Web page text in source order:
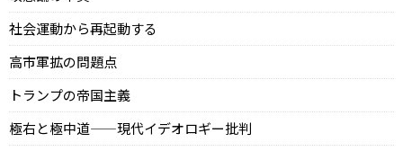
社会運動から再起動する
高市軍拡の問題点
トランプの帝国主義
極右と極中道——現代イデオロギー批判